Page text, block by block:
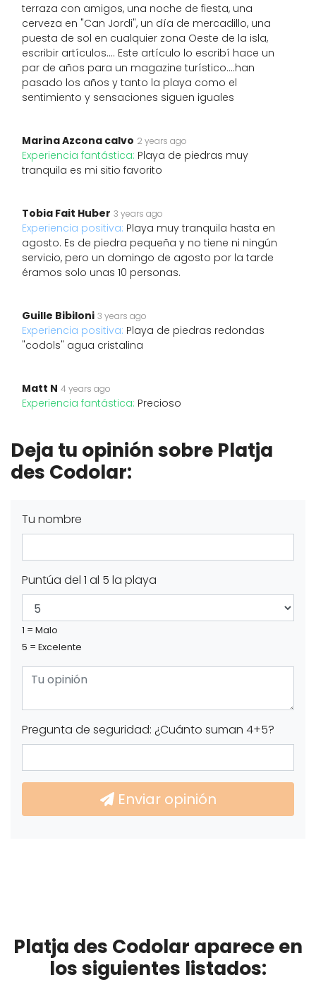
terraza con amigos, una noche de fiesta, una
cerveza en "Can Jordi", un día de mercadillo, una
puesta de sol en cualquier zona Oeste de la isla,
escribir artículos.... Este artículo lo escribí hace un
par de años para un magazine turístico....han
pasado los años y tanto la playa como el
sentimiento y sensaciones siguen iguales
Marina Azcona calvo 2 years ago
Experiencia fantástica: Playa de piedras muy
tranquila es mi sitio favorito
Tobia Fait Huber 3 years ago
Experiencia positiva: Playa muy tranquila hasta en
agosto. Es de piedra pequeña y no tiene ni ningún
servicio, pero un domingo de agosto por la tarde
éramos solo unas 10 personas.
Guille Bibiloni 3 years ago
Experiencia positiva: Playa de piedras redondas
"codols" agua cristalina
Matt N 4 years ago
Experiencia fantástica: Precioso
Deja tu opinión sobre Platja
des Codolar:
Tu nombre
Puntúa del 1 al 5 la playa
1 = Malo
5 = Excelente
Pregunta de seguridad: ¿Cuánto suman 4+5?
Enviar opinión
Platja des Codolar aparece en
los siguientes listados: